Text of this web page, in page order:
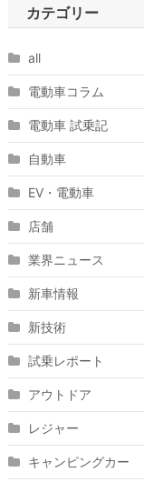
カテゴリー
all
電動車コラム
電動車 試乗記
自動車
EV・電動車
店舗
業界ニュース
新車情報
新技術
試乗レポート
アウトドア
レジャー
キャンピングカー